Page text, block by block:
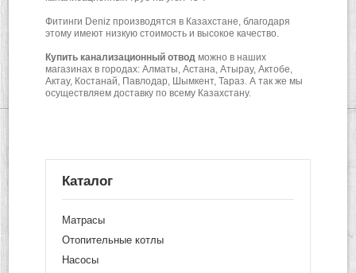
Фитинги Deniz производятся в Казахстане, благодаря
этому имеют низкую стоимость и высокое качество.
Купить канализационный отводможно в наших
магазинах в городах: Алматы, Астана, Атырау, Актобе,
Актау, Костанай, Павлодар, Шымкент, Тараз. А так же мы
осуществляем доставку по всему Казахстану.
Каталог
Матрасы
Отопительные котлы
Насосы